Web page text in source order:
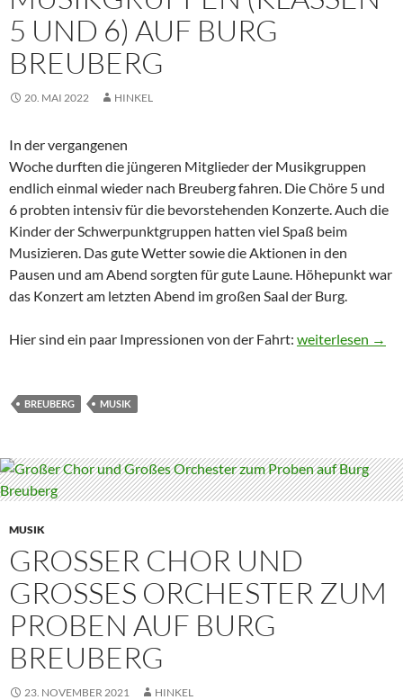
5 UND 6) AUF BURG
BREUBERG
20. MAI 2022 HINKEL
In der vergangenen
Woche durften die jüngeren Mitglieder der Musikgruppen
endlich einmal wieder nach Breuberg fahren. Die Chöre 5 und
6 probten intensiv für die bevorstehenden Konzerte. Auch die
Kinder der Schwerpunktgruppen hatten viel Spaß beim
Musizieren. Das gute Wetter sowie die Aktionen in den
Pausen und am Abend sorgten für gute Laune. Höhepunkt war
das Konzert am letzten Abend im großen Saal der Burg.
Hier sind ein paar Impressionen von der Fahrt: Probentage der
weiterlesen →
BREUBERG MUSIK
MUSIK
GROSSER CHOR UND G
ROSSES ORCHESTER ZUM PR
OBEN AUF BURG BR
EUBERG
23. NOVEMBER 2021 HINKEL